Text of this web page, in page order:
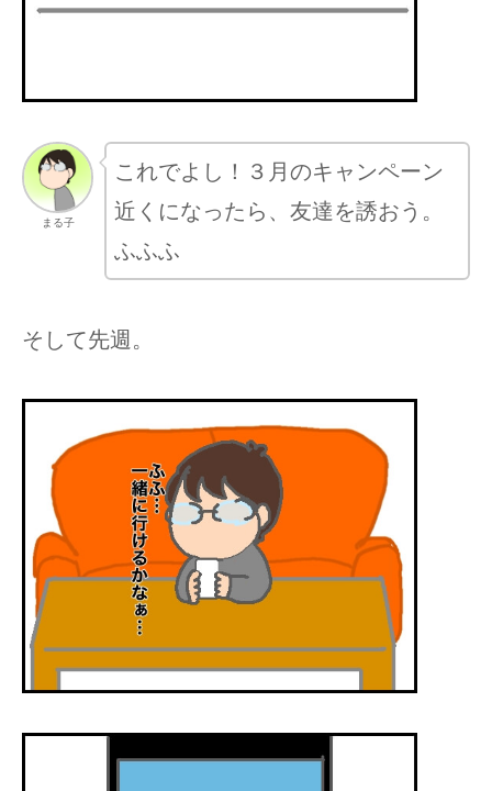
まる子
これでよし！３月のキャンペーン
近くになったら、友達を誘おう。
ふふふ
そして先週。